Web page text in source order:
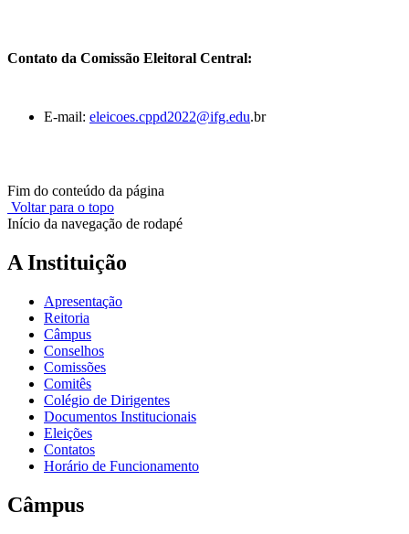
Contato da Comissão Eleitoral Central:
E-mail: eleicoes.cppd2022@ifg.edu.br
Fim do conteúdo da página
Voltar para o topo
Início da navegação de rodapé
A Instituição
Apresentação
Reitoria
Câmpus
Conselhos
Comissões
Comitês
Colégio de Dirigentes
Documentos Institucionais
Eleições
Contatos
Horário de Funcionamento
Câmpus